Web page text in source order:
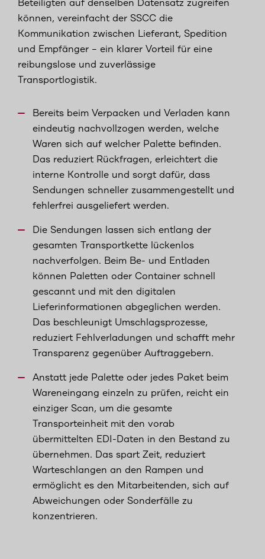
Beteiligten auf denselben Datensatz zugreifen
können, vereinfacht der SSCC die
Kommunikation zwischen Lieferant, Spedition
und Empfänger – ein klarer Vorteil für eine
reibungslose und zuverlässige
Transportlogistik.
Bereits beim Verpacken und Verladen kann
eindeutig nachvollzogen werden, welche
Waren sich auf welcher Palette befinden.
Das reduziert Rückfragen, erleichtert die
interne Kontrolle und sorgt dafür, dass
Sendungen schneller zusammengestellt und
fehlerfrei ausgeliefert werden.
Die Sendungen lassen sich entlang der
gesamten Transportkette lückenlos
nachverfolgen. Beim Be- und Entladen
können Paletten oder Container schnell
gescannt und mit den digitalen
Lieferinformationen abgeglichen werden.
Das beschleunigt Umschlagsprozesse,
reduziert Fehlverladungen und schafft mehr
Transparenz gegenüber Auftraggebern.
Anstatt jede Palette oder jedes Paket beim
Wareneingang einzeln zu prüfen, reicht ein
einziger Scan, um die gesamte
Transporteinheit mit den vorab
übermittelten EDI-Daten in den Bestand zu
übernehmen. Das spart Zeit, reduziert
Warteschlangen an den Rampen und
ermöglicht es den Mitarbeitenden, sich auf
Abweichungen oder Sonderfälle zu
konzentrieren.